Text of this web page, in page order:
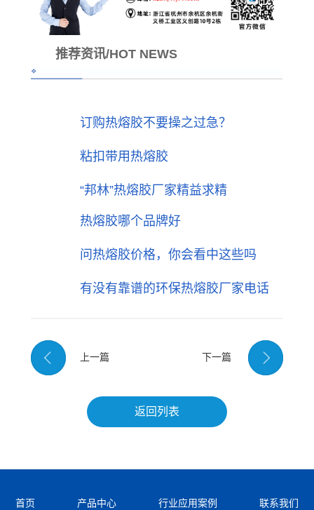
推荐资讯/HOT NEWS
订购热熔胶不要操之过急？
粘扣带用热熔胶
“邦林”热熔胶厂家精益求精
热熔胶哪个品牌好
问热熔胶价格，你会看中这些吗
有没有靠谱的环保热熔胶厂家电话
上一篇 下一篇
返回列表
首页 产品中心 行业应用案例 联系我们